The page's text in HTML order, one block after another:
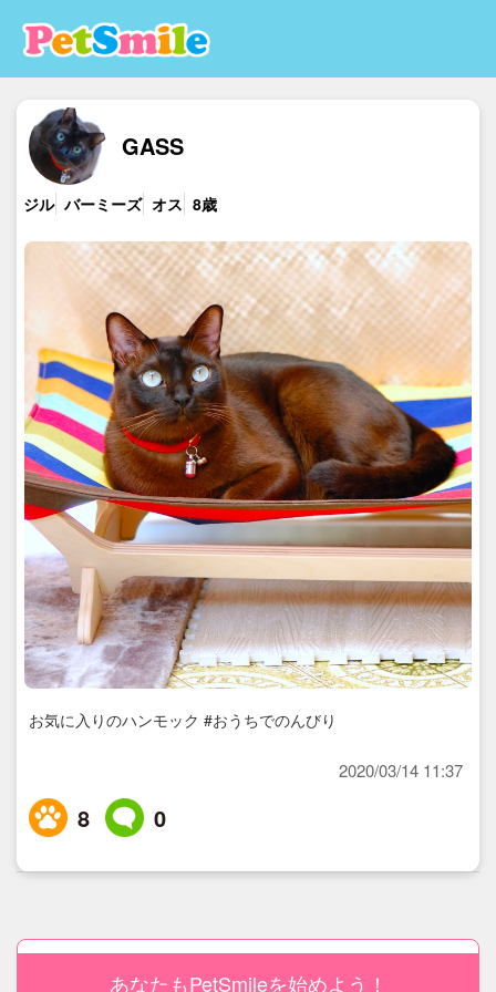
GASS
ジル バーミーズ オス 8歳
お気に入りのハンモック #おうちでのんびり
2020/03/14 11:37
8 0
あなたもPetSmileを始めよう！